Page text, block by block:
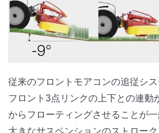
従来のフロントモアコンの追従シ
フロント3点リンクの上下との連動
からフローティングさせることが一